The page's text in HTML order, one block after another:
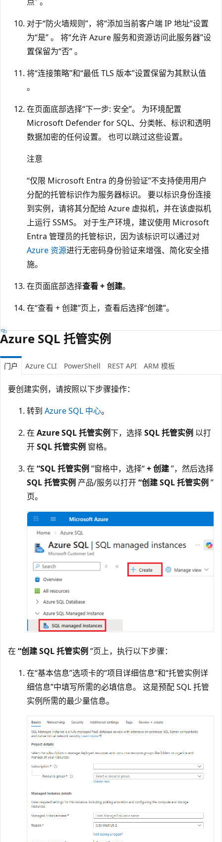
对于“防火墙规则”，将“添加当前客户端 IP 地址”设置
为“是” 。 将“允许 Azure 服务和资源访问此服务器”设
置保留为“否” 。
将“连接策略”和“最低 TLS 版本”设置保留为其默认值
。
在页面底部选择“下一步: 安全”。 为环境配置
Microsoft Defender for SQL、分类帐、标识和透明
数据加密的任何设置。
也可以跳过这些设置。
注意
“仅限 Microsoft Entra 的身份验证”不支持使用用户
分配的托管标识作为服务器标识。 要以标识身份连接
到实例，请将其分配给 Azure 虚拟机，并在该虚拟机
上运行 SSMS。 对于生产环境，建议使用 Microsoft
Entra 管理员的托管标识，因为该标识可以通过对
Azure 资源进行无密码身份验证来增强、简化安全措
施。
在页面底部选择查看 + 创建。
在“查看 + 创建”页上，查看后选择“创建”。
Azure SQL 托管实例
门户 Azure CLI PowerShell REST API ARM 模板
要创建实例，请按照以下步骤操作：
转到 Azure SQL 中心。
在 Azure SQL 托管实例下，选择SQL 托管实例 以打
开SQL 托管实例 窗格。
在 “SQL 托管实例 ”窗格中，选择“+ 创建”，然后选择
SQL 托管实例 产品/服务以打开“创建 SQL 托管实例 ”
页。
在 “创建 SQL 托管实例 ”页上，执行以下步骤：
在“基本信息”选项卡的“项目详细信息”和“托管实例详
细信息”中填写所需的必填信息。 这是预配 SQL 托管
实例所需的最少量信息。